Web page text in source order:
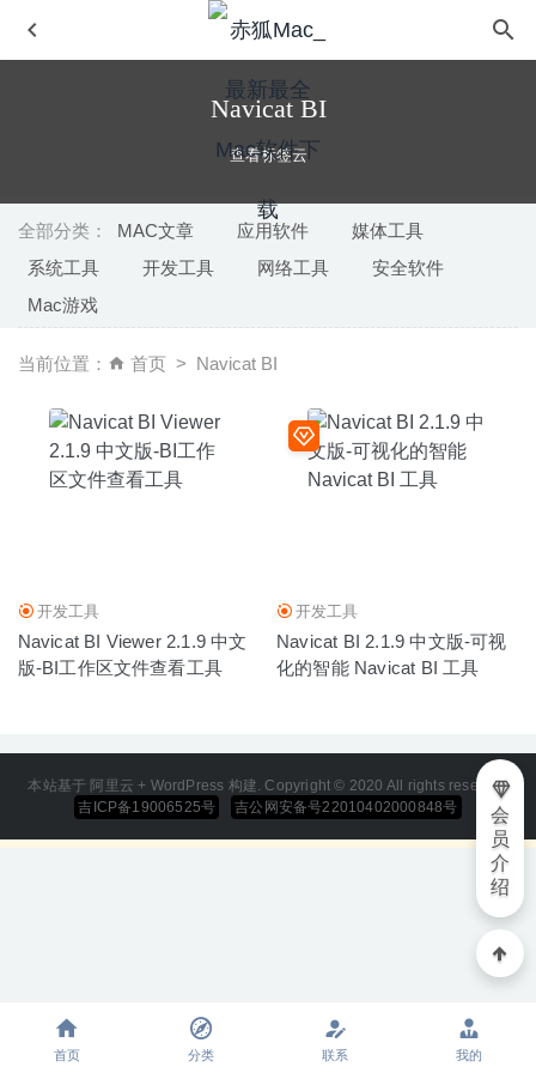
Navicat BI
查看标签云
全部分类： MAC文章 应用软件
媒体工具
系统工具
开发工具 网络工具
安全软件
Mac游戏
当前位置： 首页 Navicat BI
开发工具
Navicat BI Viewer 2.1.9 中文
版-BI工作区文件查看工具
开发工具
Navicat BI 2.1.9 中文版-可视
化的智能 Navicat BI 工具
本站基于 阿里云 + WordPress 构建. Copyright © 2020 All rights reserved
吉ICP备19006525号
吉公网安备号22010402000848号
会
员
介
绍
AI Transcription 2.15 中文版-音频即时转换为文本工具
Planner 5D 4.2.30 for Mac中文版-易于使用的2D/3D室内设
计工具 2020-03-10
Copy+ 1.1.2 for Mac中文版-剪贴板历史记录管理器
首页 分类 联系 我的